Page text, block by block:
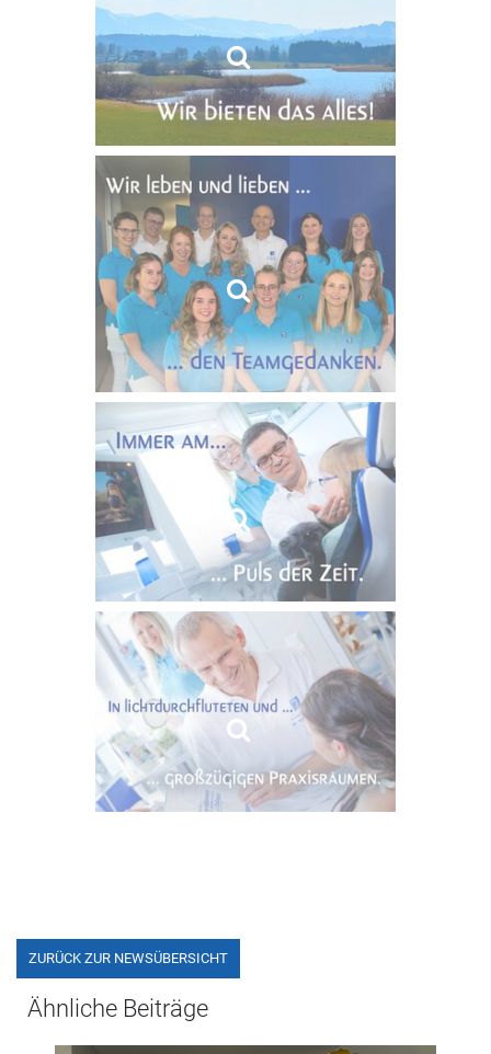
ZURÜCK ZUR NEWSÜBERSICHT
Ähnliche Beiträge